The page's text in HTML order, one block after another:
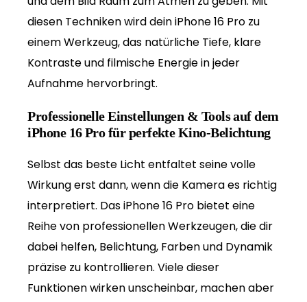
diesen Techniken wird dein iPhone 16 Pro zu
einem Werkzeug, das natürliche Tiefe, klare
Kontraste und filmische Energie in jeder
Aufnahme hervorbringt.
Professionelle Einstellungen & Tools auf dem
iPhone 16 Pro für perfekte Kino-Belichtung
Selbst das beste Licht entfaltet seine volle
Wirkung erst dann, wenn die Kamera es richtig
interpretiert. Das iPhone 16 Pro bietet eine
Reihe von professionellen Werkzeugen, die dir
dabei helfen, Belichtung, Farben und Dynamik
präzise zu kontrollieren. Viele dieser
Funktionen wirken unscheinbar, machen aber